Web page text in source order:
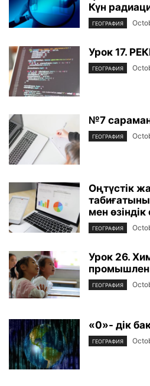
Күн
ГЕОГРАФИЯ
Урок 17.
ГЕОГРАФИЯ
№7
ГЕОГРАФИЯ
Оңтүстік
мен
ГЕОГРАФИЯ
Урок 26.
ГЕОГРАФИЯ
«0»- дік
ГЕОГРАФИЯ